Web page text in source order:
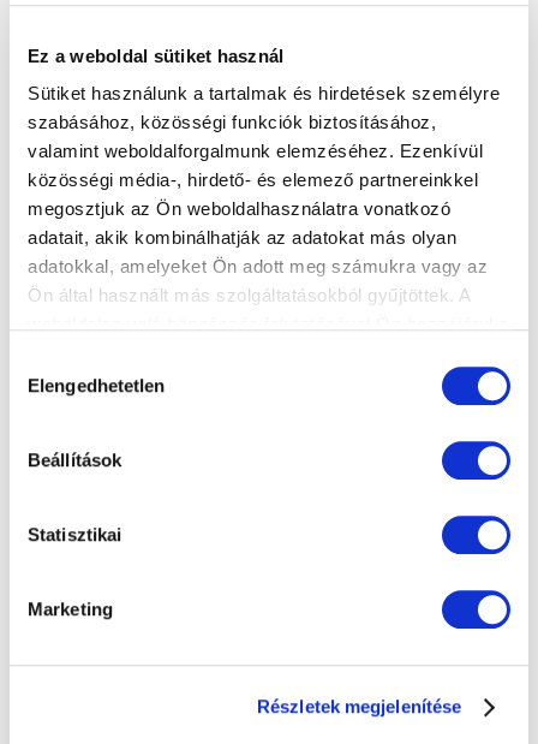
Ez a weboldal sütiket használ
Sütiket használunk a tartalmak és hirdetések személyre
szabásához, közösségi funkciók biztosításához,
valamint weboldalforgalmunk elemzéséhez. Ezenkívül
közösségi média-, hirdető- és elemező partnereinkkel
megosztjuk az Ön weboldalhasználatra vonatkozó
adatait, akik kombinálhatják az adatokat más olyan
adatokkal, amelyeket Ön adott meg számukra vagy az
Ön által használt más szolgáltatásokból gyűjtöttek. A
kiválasztása
Elengedhetetlen
Beállítások
Statisztikai
Marketing
Részletek megjelenítése